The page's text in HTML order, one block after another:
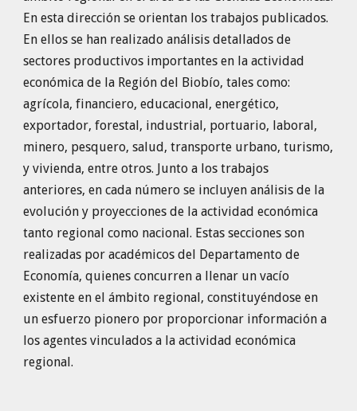
En esta dirección se orientan los trabajos publicados.
En ellos se han realizado análisis detallados de
sectores productivos importantes en la actividad
económica de la Región del Biobío, tales como:
agrícola, financiero, educacional, energético,
exportador, forestal, industrial, portuario, laboral,
minero, pesquero, salud, transporte urbano, turismo,
y vivienda, entre otros. Junto a los trabajos
anteriores, en cada número se incluyen análisis de la
evolución y proyecciones de la actividad económica
tanto regional como nacional. Estas secciones son
realizadas por académicos del Departamento de
Economía, quienes concurren a llenar un vacío
existente en el ámbito regional, constituyéndose en
un esfuerzo pionero por proporcionar información a
los agentes vinculados a la actividad económica
regional.